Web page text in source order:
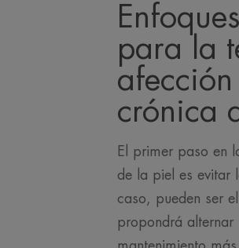
para la
crónica
El primer paso en
de la piel es evitar
caso, pueden ser
propondrá